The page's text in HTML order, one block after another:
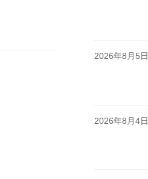
2026年8月5日
2026年8月4日